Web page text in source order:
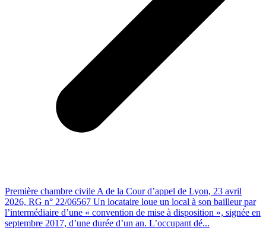
Première chambre civile A de la Cour d’appel de Lyon, 23 avril
2026, RG n° 22/06567 Un locataire loue un local à son bailleur par
l’intermédiaire d’une « convention de mise à disposition », signée en
septembre 2017, d’une durée d’un an. L’occupant dé...